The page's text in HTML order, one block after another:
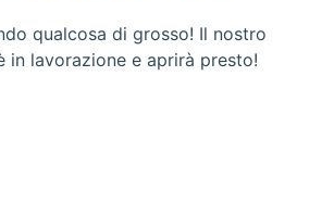
qualcosa di grosso! Il nostro
in lavorazione e aprirà presto!